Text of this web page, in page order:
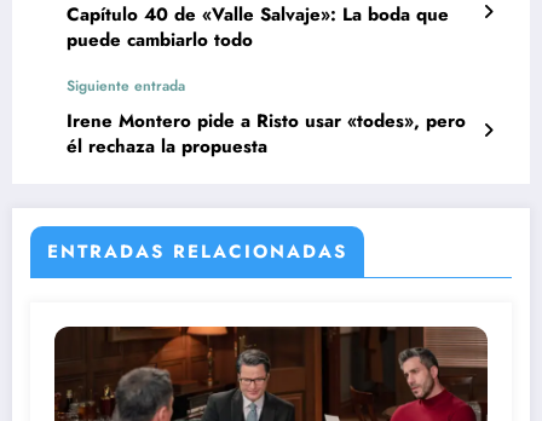
Capítulo 40 de «Valle Salvaje»: La boda que
puede cambiarlo todo
Siguiente entrada
Irene Montero pide a Risto usar «todes», pero
él rechaza la propuesta
ENTRADAS RELACIONADAS